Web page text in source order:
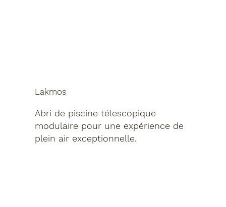
Lakmos
Abri de piscine télescopique
modulaire pour une expérience de
plein air exceptionnelle.